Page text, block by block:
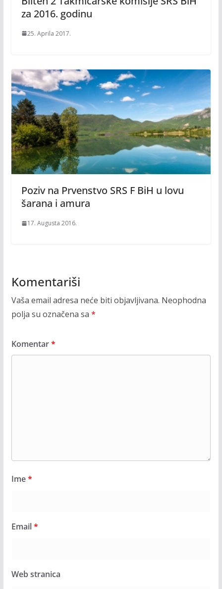
za 2016. godinu
25. Aprila 2017.
Poziv na Prvenstvo SRS F BiH u lovu
šarana i amura
17. Augusta 2016.
Komentariši
Vaša email adresa neće biti objavljivana. Neophodna
polja su označena sa *
Komentar*
Ime*
Email*
Web stranica